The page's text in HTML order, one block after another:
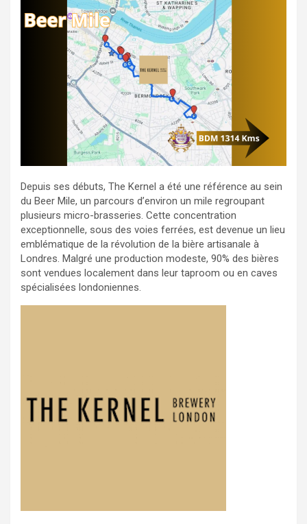
Depuis ses débuts, The Kernel a été une référence au sein
du Beer Mile, un parcours d’environ un mile regroupant
plusieurs micro-brasseries. Cette concentration
exceptionnelle, sous des voies ferrées, est devenue un lieu
emblématique de la révolution de la bière artisanale à
Londres. Malgré une production modeste, 90% des bières
sont vendues localement dans leur taproom ou en caves
spécialisées londoniennes.